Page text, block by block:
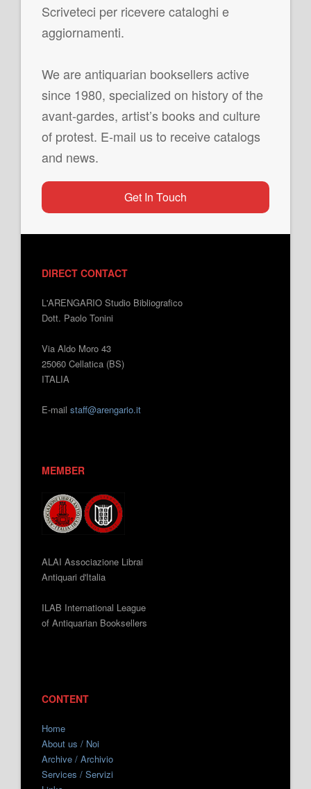
Scriveteci per ricevere cataloghi e
aggiornamenti.
We are antiquarian booksellers active
since 1980, specialized on history of the
avant-gardes, artist’s books and culture
of protest. E-mail us to receive catalogs
and news.
Get In Touch
DIRECT CONTACT
L'ARENGARIO Studio Bibliografico
Dott. Paolo Tonini
Via Aldo Moro 43
25060 Cellatica (BS)
ITALIA
E-mail staff@arengario.it
MEMBER
ALAI Associazione Librai
Antiquari d'Italia
ILAB International League
of Antiquarian Booksellers
CONTENT
Home
About us / Noi
Archive / Archivio
Services / Servizi